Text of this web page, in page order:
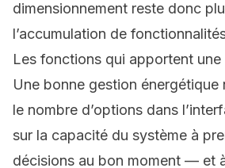
dimensionnement reste donc
l’accumulation de
Les fonctions qui apportent une
Une bonne gestion énergétique
le nombre d’options dans
sur la capacité du système à
décisions au bon moment — et